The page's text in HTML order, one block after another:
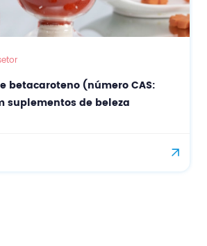
betacaroteno (número CAS:
suplementos de beleza